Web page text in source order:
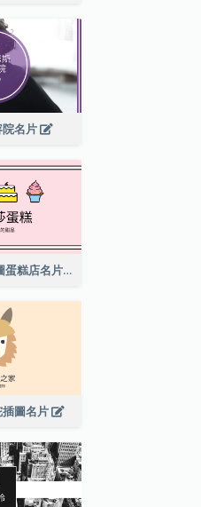
名片
粉色可愛蛋糕插圖蛋糕店名片
圖名片